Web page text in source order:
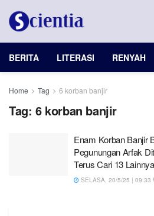
BERITA LITERASI RENYAH
Home Tag 6 korban banjir
Tag: 6 korban banjir
Enam Korban Banjir
Pegunungan Arfak
Terus Cari 13 Lainnya
SELASA, 20/5/25 | 09:33